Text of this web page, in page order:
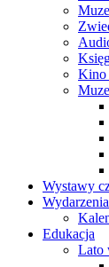
Wystawy
Wydarzenia
Edukacja
Lato